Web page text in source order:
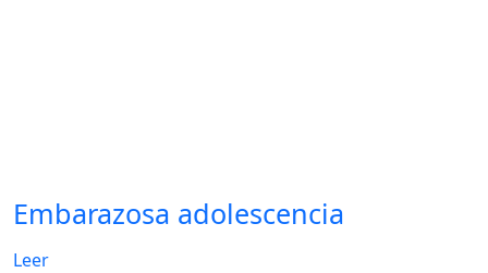
Embarazosa adolescencia
Leer